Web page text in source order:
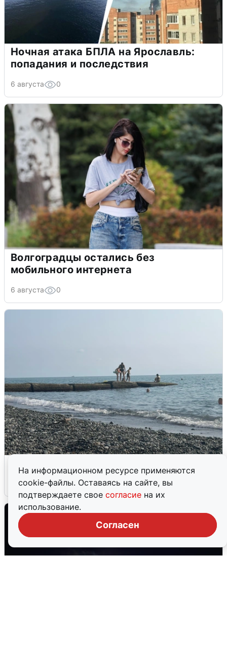
На информационном ресурсе применяются
cookie-файлы. Оставаясь на сайте, вы
подтверждаете свое согласие на их
использование.
Согласен
Ночная атака БПЛА на Ярославль:
попадания и последствия
6 августа 0
Волгоградцы остались без
мобильного интернета
6 августа 0
6 августа 0